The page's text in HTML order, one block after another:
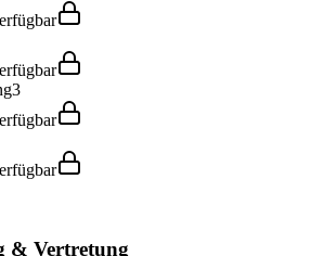
3
& Vertretung